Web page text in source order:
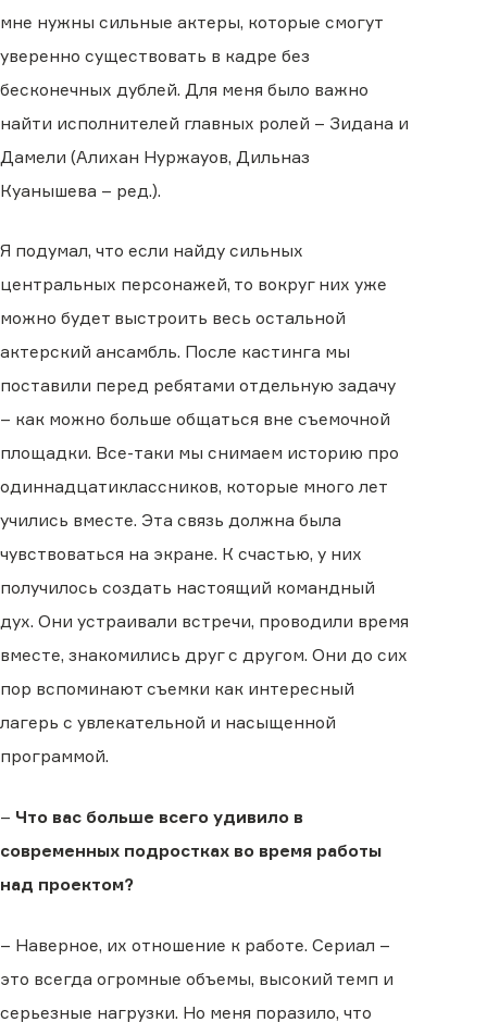
мне нужны сильные актеры, которые смогут
уверенно существовать в кадре без
бесконечных дублей. Для меня было важно
найти исполнителей главных ролей – Зидана и
Дамели (Алихан Нуржауов, Дильназ
Куанышева – ред.).
Я подумал, что если найду сильных
центральных персонажей, то вокруг них уже
можно будет выстроить весь остальной
актерский ансамбль. После кастинга мы
поставили перед ребятами отдельную задачу
– как можно больше общаться вне съемочной
площадки. Все-таки мы снимаем историю про
одиннадцатиклассников, которые много лет
учились вместе. Эта связь должна была
чувствоваться на экране. К счастью, у них
получилось создать настоящий командный
дух. Они устраивали встречи, проводили время
вместе, знакомились друг с другом. Они до сих
пор вспоминают съемки как интересный
лагерь с увлекательной и насыщенной
программой.
– Что вас больше всего удивило в
современных подростках во время работы
над проектом?
– Наверное, их отношение к работе. Сериал –
это всегда огромные объемы, высокий темп и
серьезные нагрузки. Но меня поразило, что